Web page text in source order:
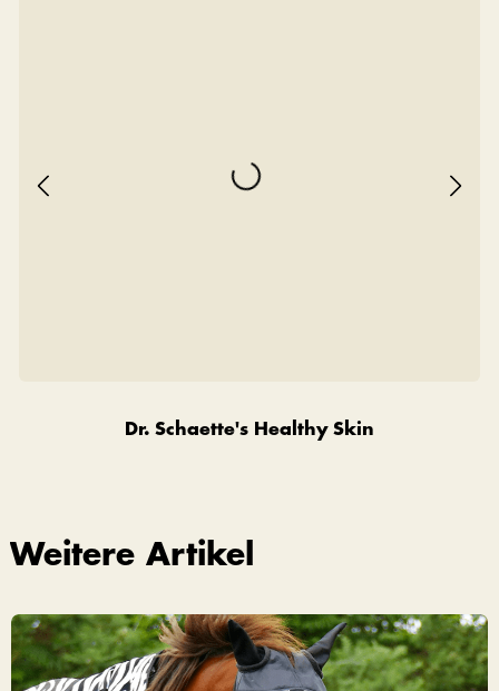
Dr. Schaette's Healthy Skin
Weitere Artikel